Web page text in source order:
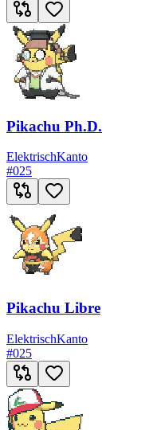
Pikachu Ph.D.
ElektrischKanto
#025
Pikachu Libre
ElektrischKanto
#025